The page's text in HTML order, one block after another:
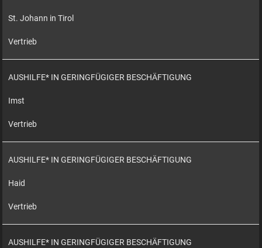
St. Johann in Tirol
Vertrieb
AUSHILFE* IN GERINGFÜGIGER BESCHÄFTIGUNG
Imst
Vertrieb
AUSHILFE* IN GERINGFÜGIGER BESCHÄFTIGUNG
Haid
Vertrieb
AUSHILFE* IN GERINGFÜGIGER BESCHÄFTIGUNG